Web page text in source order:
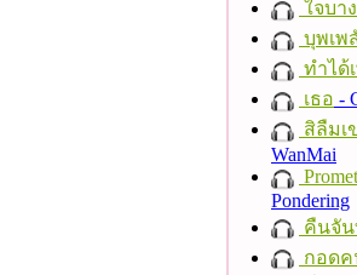
ใจบาง
บุพเพ
ทำได้
เธอ -
สิลืมเ
WanMai
Pondering
คืนจั
กอดค